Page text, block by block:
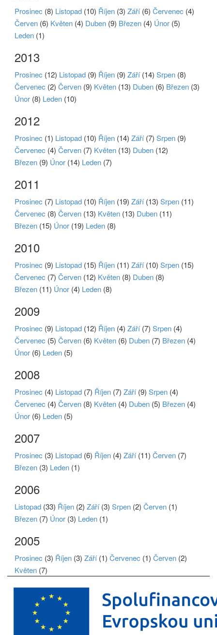
Prosinec (8) Listopad (10) Říjen (3) Září(6) Červenec (4)
Červen (6) Květen (4) Duben (9) Březen (4) Únor (5)
Leden (1)
2013
Prosinec (12) Listopad (9) Říjen (9) Září(14) Srpen (8)
Červenec (2) Červen (9) Květen (13) Duben (6) Březen (3)
Únor (8) Leden (10)
2012
Prosinec (1) Listopad (10) Říjen (14) Září(7) Srpen (9)
Červenec (4) Červen (7) Květen (13) Duben (12)
Březen (9) Únor (14) Leden (7)
2011
Prosinec (7) Listopad (10) Říjen (19) Září(13) Srpen (11)
Červenec (8) Červen (13) Květen (13) Duben (11)
Březen (15) Únor (19) Leden (8)
2010
Prosinec (9) Listopad (15) Říjen (11) Září(10) Srpen (15)
Červenec (7) Červen (12) Květen (8) Duben (8)
Březen (11) Únor (4) Leden (8)
2009
Prosinec (9) Listopad (12) Říjen (4) Září(7) Srpen (4)
Červenec (5) Červen (6) Květen (6) Duben (7) Březen (4)
Únor (6) Leden (5)
2008
Prosinec (4) Listopad (7) Říjen (7) Září(9) Srpen (4)
Červenec (4) Červen (8) Květen (4) Duben (5) Březen (4)
Únor (6) Leden (5)
2007
Prosinec (3) Listopad (6) Říjen (4) Září(11) Červen (7)
Březen (3) Leden (1)
2006
Listopad (33) Říjen (2) Září(3) Srpen (2) Červen (1)
Březen (7) Únor (3) Leden (1)
2005
Prosinec (3) Říjen (3) Září(1) Červenec (1) Červen (2)
Květen (7)